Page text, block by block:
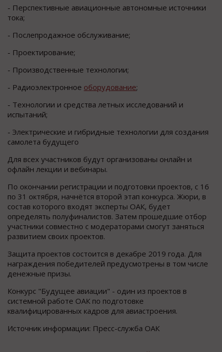
- Перспективные авиационные автономные источники
тока;
- Послепродажное обслуживание;
- Проектирование;
- Производственные технологии;
- Радиоэлектронное оборудование;
- Технологии и средства летных исследований и
испытаний;
- Электрические и гибридные технологии для создания
самолета будущего
Для всех участников будут организованы онлайн и
офлайн лекции и вебинары.
По окончании регистрации и подготовки проектов, с 16
по 31 октября, начнётся второй этап конкурса. Жюри, в
состав которого входят эксперты ОАК, будет
определять полуфиналистов. Затем прошедшие отбор
участники совместно с модераторами смогут заняться
развитием своих проектов.
Защита проектов состоится в декабре 2019 года. Для
награждения победителей предусмотрены в том числе
денежные призы.
Конкурс "Будущее авиации" - один из проектов в
системной работе ОАК по подготовке
квалифицированных кадров для авиастроения.
Источник информации: Пресс-служба ОАК